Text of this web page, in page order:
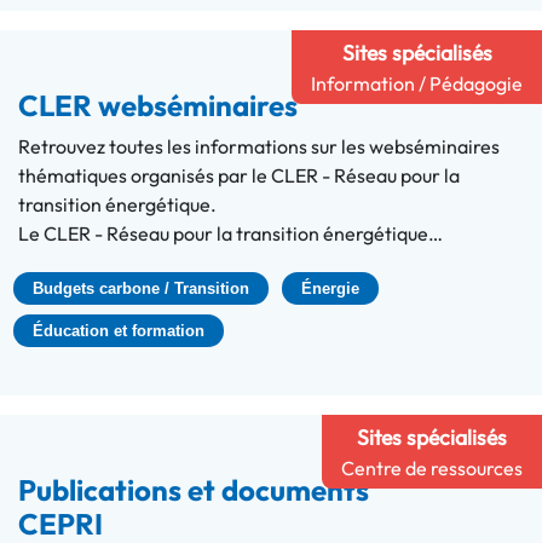
Sites spécialisés
Information / Pédagogie
CLER webséminaires
Retrouvez toutes les informations sur les webséminaires
thématiques organisés par le CLER - Réseau pour la
transition énergétique.
Le CLER - Réseau pour la transition énergétique…
Budgets carbone / Transition Énergie
Éducation et formation
Sites spécialisés
Centre de ressources
Publications et documents
CEPRI